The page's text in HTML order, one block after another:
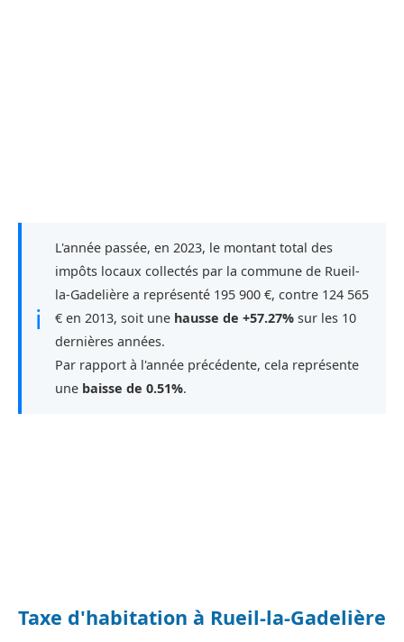
ℹ
L'année passée, en 2023, le montant total des
impôts locaux collectés par la commune de Rueil-
la-Gadelière a représenté 195 900 €, contre 124 565
€ en 2013, soit une hausse de +57.27% sur les 10
dernières années.
Par rapport à l'année précédente, cela représente
une baisse de 0.51%.
Taxe d'habitation à Rueil-la-Gadelière